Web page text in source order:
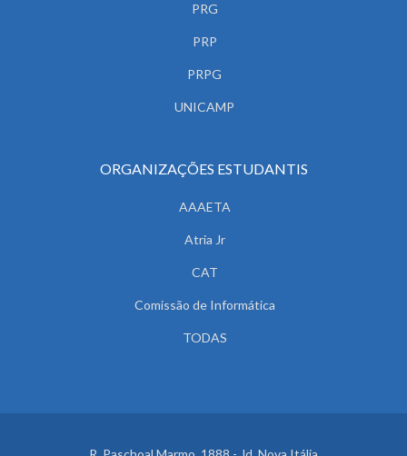
PRG
PRP
PRPG
UNICAMP
ORGANIZAÇÕES ESTUDANTIS
AAAETA
Atria Jr
CAT
Comissão de Informática
TODAS